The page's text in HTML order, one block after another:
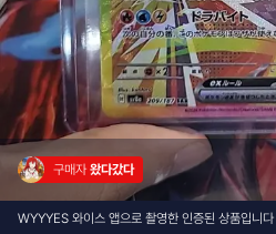
구매자 왔다갔다
WYYYES 와이스 앱으로 촬영한 인증된 상품입니다